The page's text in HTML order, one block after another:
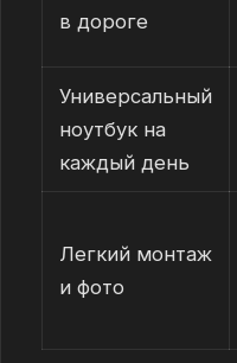
в дороге
Универсальный
ноутбук на
каждый день
Легкий монтаж
и фото